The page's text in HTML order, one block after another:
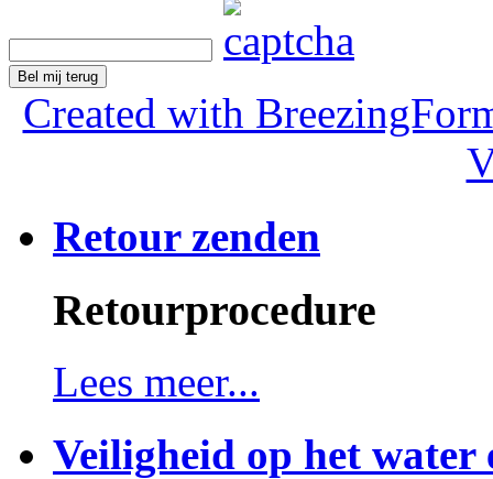
Bel mij terug
Created with
Retour zenden
Retourprocedure
Lees meer...
Veiligheid op het water